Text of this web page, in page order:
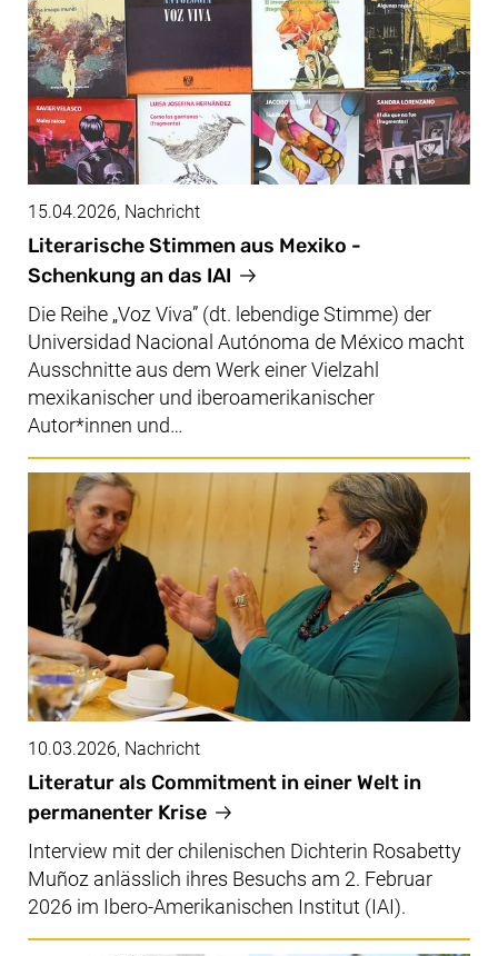
Literarische Stimmen aus Mexiko -
Schenkung an das IAI
15.04.2026, Nachricht
Die Reihe „Voz Viva” (dt. lebendige Stimme) der
Universidad Nacional Autónoma de México macht
Ausschnitte aus dem Werk einer Vielzahl
mexikanischer und iberoamerikanischer
Autor*innen und…
Literatur als Commitment in einer Welt in
permanenter Krise
10.03.2026, Nachricht
Interview mit der chilenischen Dichterin Rosabetty
Muñoz anlässlich ihres Besuchs am 2. Februar
2026 im Ibero-Amerikanischen Institut (IAI).